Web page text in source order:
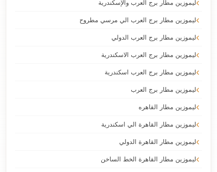
ليموزين مطار برج العرب والإسكندرية
ليموزين مطار برج العرب الي مرسي مطروح
ليموزين مطار برج العرب الدولي
ليموزين مطار برج العرب الاسكندرية
ليموزين مطار برج العرب اسكندرية
ليموزين مطار برج العرب
ليموزين مطار القاهره
ليموزين مطار القاهرة الي اسكندرية
ليموزين مطار القاهرة الدولي
ليموزين مطار القاهرة الخط الساخن